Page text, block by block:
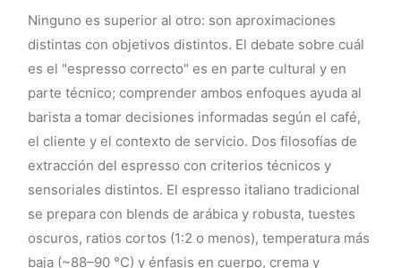
Ninguno es superior al otro: son aproximaciones
distintas con objetivos distintos. El debate sobre cuál
es el "espresso correcto" es en parte cultural y en
parte técnico; comprender ambos enfoques ayuda al
barista a tomar decisiones informadas según el café,
el cliente y el contexto de servicio. Dos filosofías de
extracción del espresso con criterios técnicos y
sensoriales distintos. El espresso italiano tradicional
se prepara con blends de arábica y robusta, tuestes
oscuros, ratios cortos (1:2 o menos), temperatura más
baja (~88–90 °C) y énfasis en cuerpo, crema y